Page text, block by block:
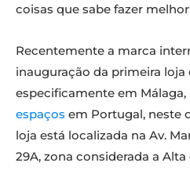
coisas que sabe fazer
Recentemente a marca
inauguração da primeira loja
especificamente em Málaga,
espaços em Portugal, neste
loja está localizada na Av.
29A, zona considerada a Alta